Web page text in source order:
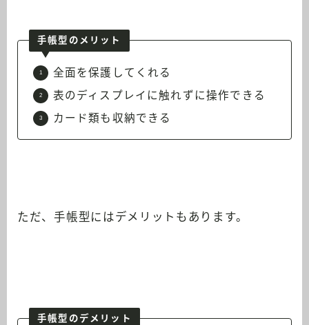
手帳型のメリット
全面を保護してくれる
表のディスプレイに触れずに操作できる
カード類も収納できる
ただ、手帳型にはデメリットもあります。
手帳型のデメリット